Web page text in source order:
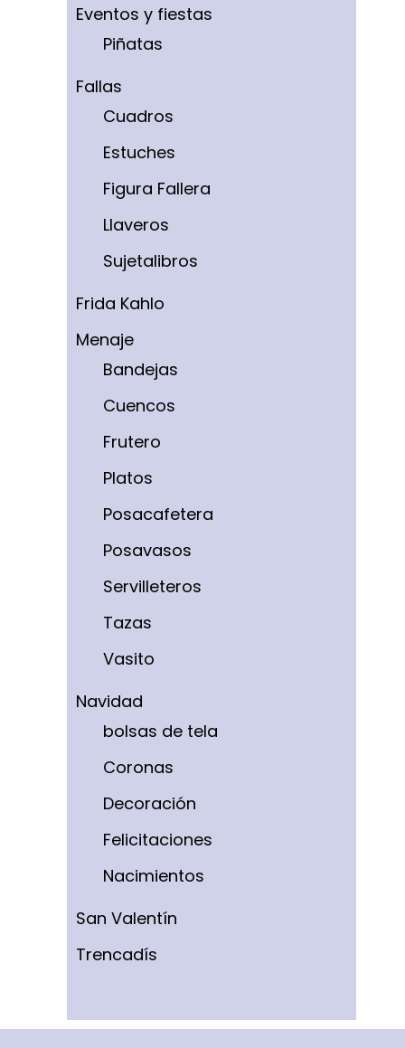
Eventos y fiestas
Piñatas
Fallas
Cuadros
Estuches
Figura Fallera
Llaveros
Sujetalibros
Frida Kahlo
Menaje
Bandejas
Cuencos
Frutero
Platos
Posacafetera
Posavasos
Servilleteros
Tazas
Vasito
Navidad
bolsas de tela
Coronas
Decoración
Felicitaciones
Nacimientos
San Valentín
Trencadís